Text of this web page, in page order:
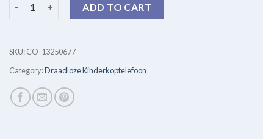
ADD TO CART
SKU:CO-13250677
Category:Draadloze Kinderkoptelefoon